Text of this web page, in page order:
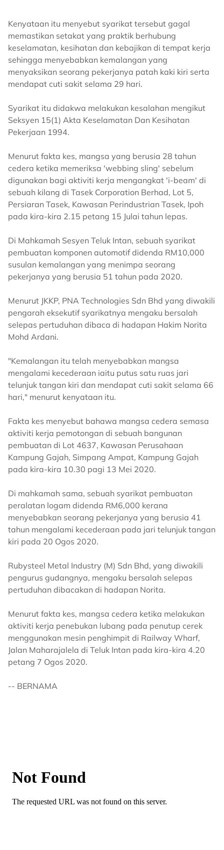
Kenyataan itu menyebut syarikat tersebut gagal
memastikan setakat yang praktik berhubung
keselamatan, kesihatan dan kebajikan di tempat kerja
sehingga menyebabkan kemalangan yang
menyaksikan seorang pekerjanya patah kaki kiri serta
mendapat cuti sakit selama 29 hari.
Syarikat itu didakwa melakukan kesalahan mengikut
Seksyen 15(1) Akta Keselamatan Dan Kesihatan
Pekerjaan 1994.
Menurut fakta kes, mangsa yang berusia 28 tahun
cedera ketika memeriksa 'webbing sling' sebelum
digunakan bagi aktiviti kerja mengangkat 'i-beam' di
sebuah kilang di Tasek Corporation Berhad, Lot 5,
Persiaran Tasek, Kawasan Perindustrian Tasek, Ipoh
pada kira-kira 2.15 petang 15 Julai tahun lepas.
Di Mahkamah Sesyen Teluk Intan, sebuah syarikat
pembuatan komponen automotif didenda RM10,000
susulan kemalangan yang menimpa seorang
pekerjanya yang berusia 51 tahun pada 2020.
Menurut JKKP, PNA Technologies Sdn Bhd yang diwakili
pengarah eksekutif syarikatnya mengaku bersalah
selepas pertuduhan dibaca di hadapan Hakim Norita
Mohd Ardani.
"Kemalangan itu telah menyebabkan mangsa
mengalami kecederaan iaitu putus satu ruas jari
telunjuk tangan kiri dan mendapat cuti sakit selama 66
hari," menurut kenyataan itu.
Fakta kes menyebut bahawa mangsa cedera semasa
aktiviti kerja pemotongan di sebuah bangunan
pembuatan di Lot 4637, Kawasan Perusahaan
Kampung Gajah, Simpang Ampat, Kampung Gajah
pada kira-kira 10.30 pagi 13 Mei 2020.
Di mahkamah sama, sebuah syarikat pembuatan
peralatan logam didenda RM6,000 kerana
menyebabkan seorang pekerjanya yang berusia 41
tahun mengalami kecederaan pada jari telunjuk tangan
kiri pada 20 Ogos 2020.
Rubysteel Metal Industry (M) Sdn Bhd, yang diwakili
pengurus gudangnya, mengaku bersalah selepas
pertuduhan dibacakan di hadapan Norita.
Menurut fakta kes, mangsa cedera ketika melakukan
aktiviti kerja penebukan lubang pada penutup cerek
menggunakan mesin penghimpit di Railway Wharf,
Jalan Maharajalela di Teluk Intan pada kira-kira 4.20
petang 7 Ogos 2020.
-- BERNAMA